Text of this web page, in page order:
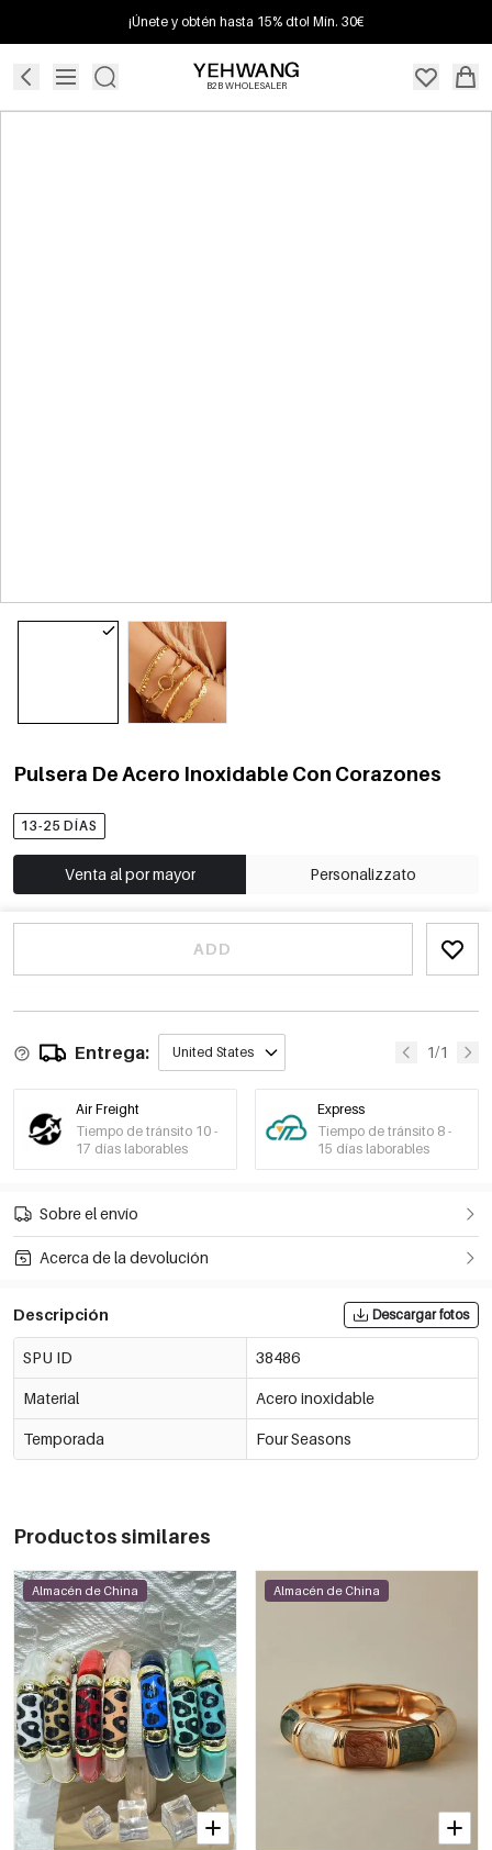
¡Únete y obtén hasta 15% dto! Mín. 30€
B2B WHOLESALER
Pulsera De Acero Inoxidable Con Corazones
13-25 DÍAS
Venta al por mayor Personalizzato
ADD
Entrega: United States 1/1
Air Freight
Tiempo de tránsito 10 -
17 días laborables
Express
Tiempo de tránsito 8 -
15 días laborables
Sobre el envío
Acerca de la devolución
Descripción Descargar fotos
SPU ID 38486
Material Acero inoxidable
Temporada Four Seasons
Productos similares
Almacén de China Almacén de China